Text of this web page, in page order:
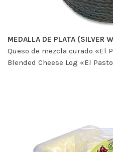
MEDALLA DE PLATA (SILVER
Queso de mezcla curado «El
Blended Cheese Log «El